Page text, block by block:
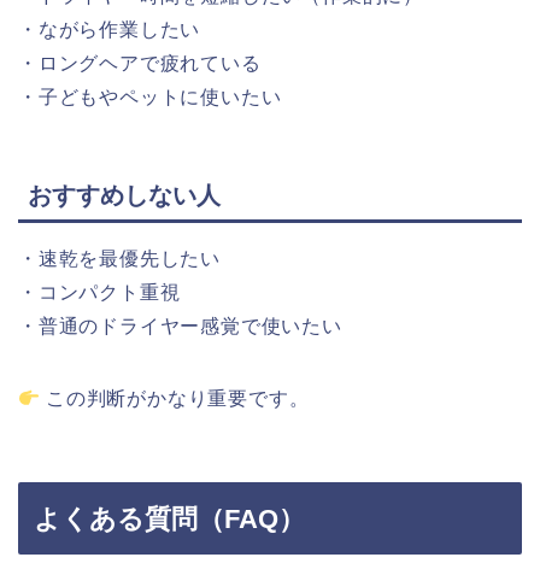
・ ながら作業 したい
・ ロングヘアで疲れてい る
・ 子どもやペット に使いたい
おすすめしない人
・ 速乾を最優先 した い
・ コンパクト 重視
・ 普通の ドライヤー感覚で使いたい
この判断がかなり重要です。
よく ある質問（FAQ）